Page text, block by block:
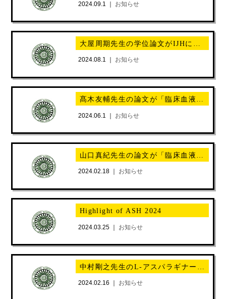
2024.09.1 ｜ お知らせ
2024.08.1 ｜ お知らせ
2024.06.1 ｜ お知らせ
2024.02.18 ｜ お知らせ
Highlight of ASH 2024
2024.03.25 ｜ お知らせ
2024.02.16 ｜ お知らせ